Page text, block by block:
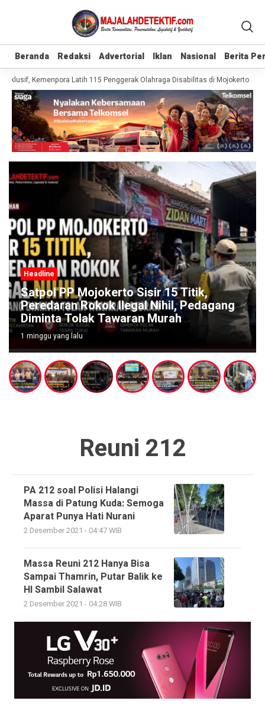
Beranda Redaksi Advertorial Iklan Nasional Berita
Beranda Redaksi Advertorial Iklan Nasional Berita
Kemenpora Latih 115 Penggerak Olahraga Disabilitas di Mojokerto
Headline
Satpol PP Mojokerto Sisir 15 Titik,
Peredaran Rokok Ilegal Nihil, Pedagang
Diminta Tolak Tawaran Murah
1 minggu yang lalu
Reuni 212
PA 212 soal Polisi Halangi
Massa di Patung Kuda: Semoga
Aparat Punya Hati Nurani
2 Desember 2021 - 04:47 WIB
Massa Reuni 212 Hanya Bisa
Sampai Thamrin, Putar Balik ke
HI Sambil Salawat
2 Desember 2021 - 04:28 WIB